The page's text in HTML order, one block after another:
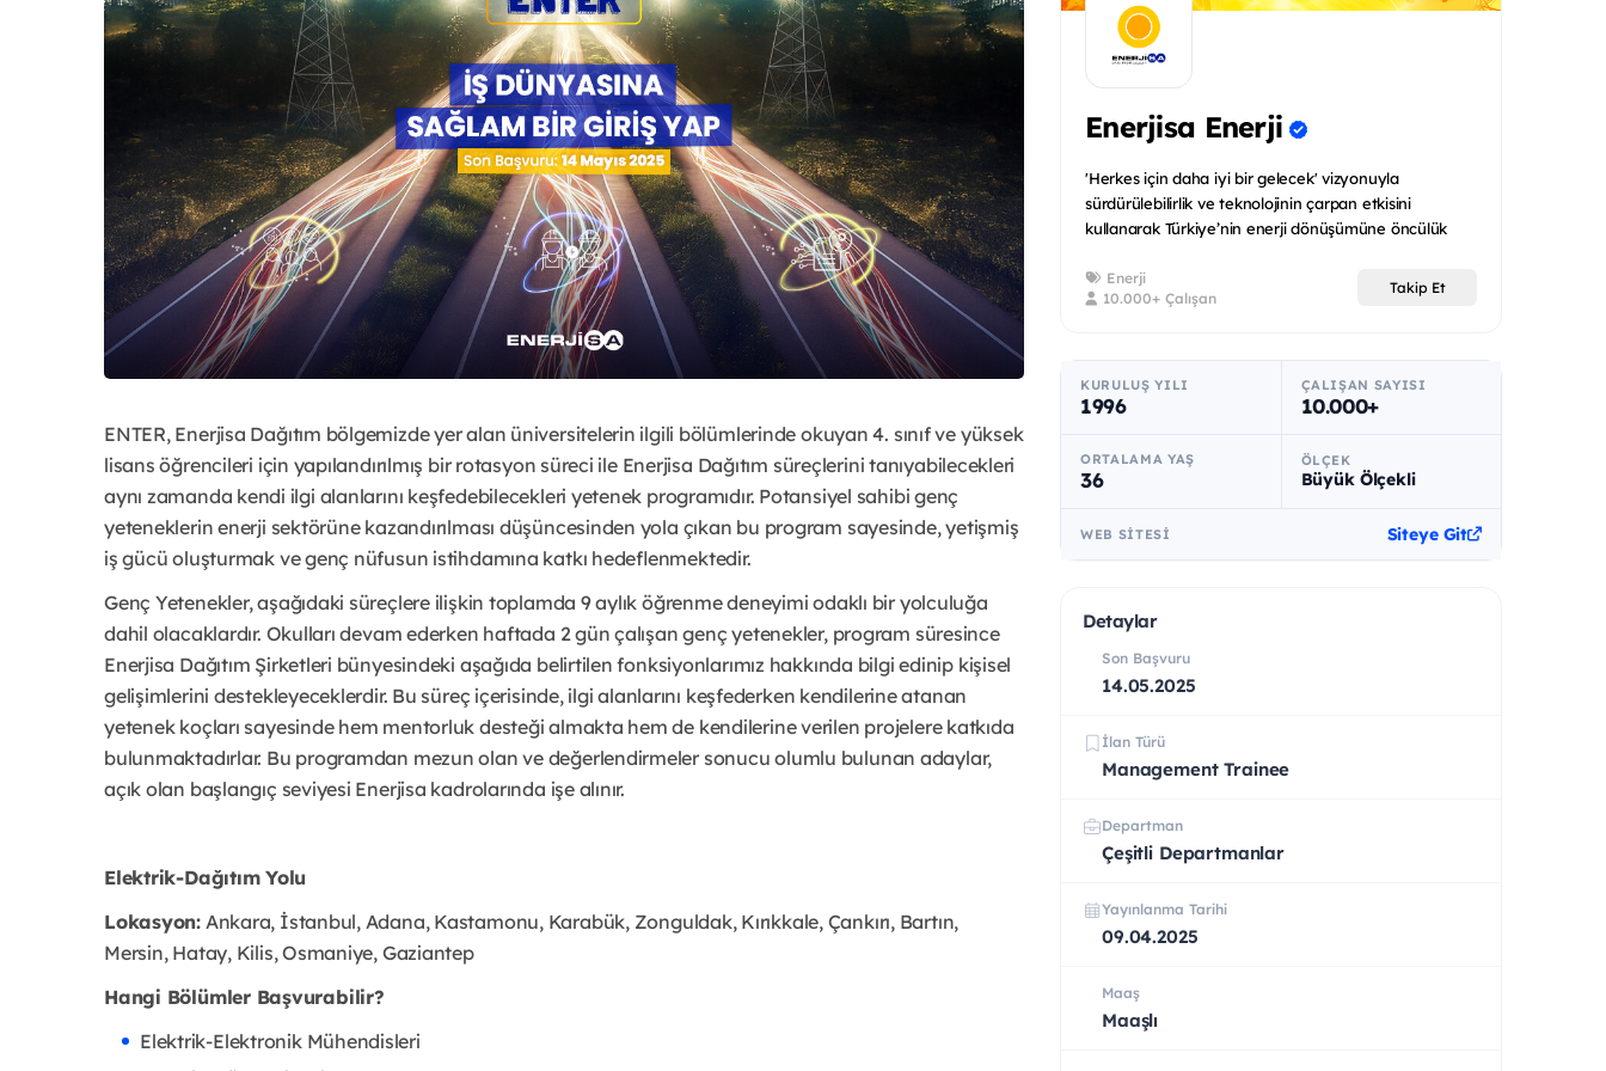
ENTER, Enerjisa Dağıtım bölgemizde yer alan üniversitelerin ilgili bölümlerinde okuyan 4. sınıf ve yüksek
lisans öğrencileri için yapılandırılmış bir rotasyon süreci ile Enerjisa Dağıtım süreçlerini tanıyabilecekleri
aynı zamanda kendi ilgi alanlarını keşfedebilecekleri yetenek programıdır. Potansiyel sahibi genç
yeteneklerin enerji sektörüne kazandırılması düşüncesinden yola çıkan bu program sayesinde, yetişmiş
iş gücü oluşturmak ve genç nüfusun istihdamına katkı hedeflenmektedir.
Genç Yetenekler, aşağıdaki süreçlere ilişkin toplamda 9 aylık öğrenme deneyimi odaklı bir yolculuğa
dahil olacaklardır. Okulları devam ederken haftada 2 gün çalışan genç yetenekler, program süresince
Enerjisa Dağıtım Şirketleri bünyesindeki aşağıda belirtilen fonksiyonlarımız hakkında bilgi edinip kişisel
gelişimlerini destekleyeceklerdir. Bu süreç içerisinde, ilgi alanlarını keşfederken kendilerine atanan
yetenek koçları sayesinde hem mentorluk desteği almakta hem de kendilerine verilen projelere katkıda
bulunmaktadırlar. Bu programdan mezun olan ve değerlendirmeler sonucu olumlu bulunan adaylar,
açık olan başlangıç seviyesi Enerjisa kadrolarında işe alınır.
Elektrik-Dağıtım Yolu
Lokasyon:Ankara, İstanbul, Adana, Kastamonu, Karabük, Zonguldak, Kırıkkale, Çankırı, Bartın,
Mersin, Hatay, Kilis, Osmaniye, Gaziantep
Hangi Bölümler Başvurabilir?
Elektrik-Elektronik Mühendisleri
Enerjisa Enerji
'Herkes için daha iyi bir gelecek' vizyonuyla
sürdürülebilirlik ve teknolojinin çarpan etkisini
kullanarak Türkiye’nin enerji dönüşümüne öncülük
Enerji
10.000+ Çalışan
Takip Et
KURULUŞ YILI
1996
ÇALIŞAN SAYISI
10.000+
ORTALAMA YAŞ
36
ÖLÇEK
Büyük Ölçekli
WEB SITESI Siteye Git
Detaylar
Son Başvuru
14.05.2025
İlan Türü
Management Trainee
Departman
Çeşitli Departmanlar
Yayınlanma Tarihi
09.04.2025
Maaş
Maaşlı